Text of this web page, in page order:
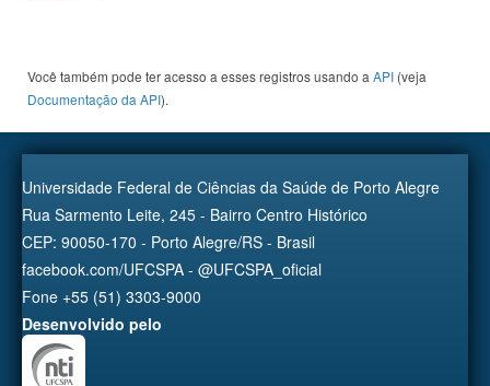
Você também pode ter acesso a esses registros usando a API (veja
Documentação da API).
Universidade Federal de Ciências da Saúde de Porto Alegre
Rua Sarmento Leite, 245 - Bairro Centro Histórico
CEP: 90050-170 - Porto Alegre/RS - Brasil
facebook.com/UFCSPA - @UFCSPA_oficial
Fone +55 (51) 3303-9000
Desenvolvido pelo